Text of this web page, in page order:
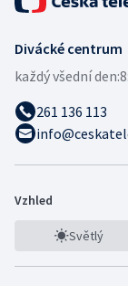
Divácké centrum
každý všední den:
261 136 113
Vzhled
Světlý